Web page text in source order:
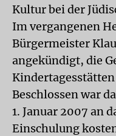
Kultur bei der
Im vergangenen
Bürgermeister
angekündigt, die
Beschlossen war
1. Januar 2007 an
Einschulung